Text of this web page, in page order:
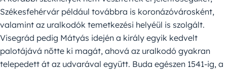
Székesfehérvár például továbbra is koronázóvárosként,
valamint az uralkodók temetkezési helyéül is szolgált.
Visegrád pedig Mátyás idején a király egyik kedvelt
palotájává nőtte ki magát, ahová az uralkodó gyakran
telepedett át az udvarával együtt. Buda egészen 1541-ig, a